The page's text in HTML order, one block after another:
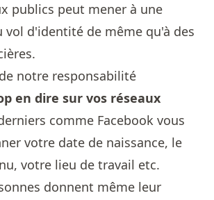
publics peut mener à une
vol d'identité de même qu'à des
notre responsabilité
en dire sur vos réseaux
comme Facebook vous
votre date de naissance, le
votre lieu de travail etc.
donnent même leur